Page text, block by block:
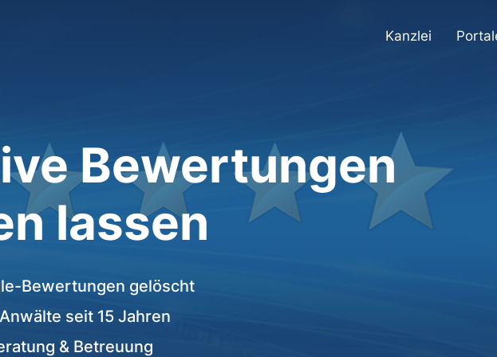
Bewertungen
lassen
Bewertungen gelöscht
seit 15 Jahren
& Betreuung
Kanzlei